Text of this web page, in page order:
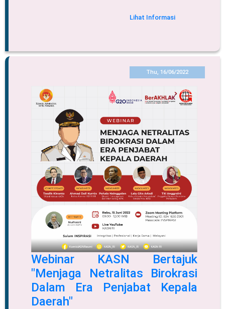
Lihat Informasi
Thu, 16/06/2022
Webinar KASN Bertajuk
"Menjaga Netralitas Birokrasi
Dalam Era Penjabat Kepala
Daerah"